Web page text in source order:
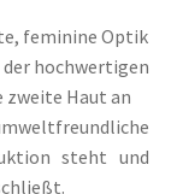
pagamento
feminine Optik
hochwertigen
Haut an
steht und